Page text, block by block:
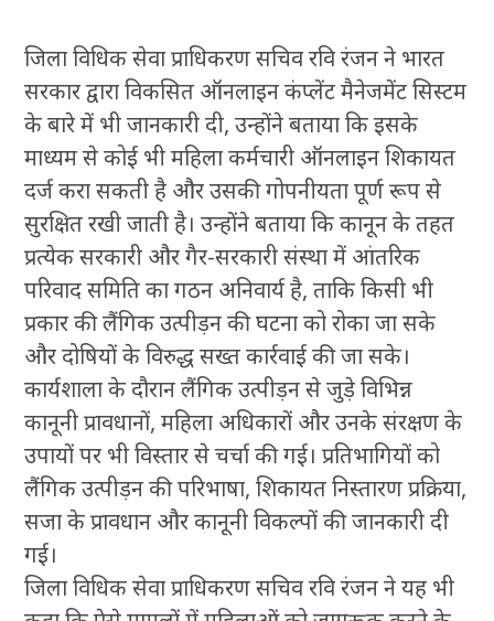
जिला विधिक सेवा प्राधिकरण सचिव रवि रंजन ने भारत
सरकार द्वारा विकसित ऑनलाइन कंप्लेंट मैनेजमेंट सिस्टम
के बारे में भी जानकारी दी, उन्होंने बताया कि इसके
माध्यम से कोई भी महिला कर्मचारी ऑनलाइन शिकायत
दर्ज करा सकती है और उसकी गोपनीयता पूर्ण रूप से
सुरक्षित रखी जाती है। उन्होंने बताया कि कानून के तहत
प्रत्येक सरकारी और गैर-सरकारी संस्था में आंतरिक
परिवाद समिति का गठन अनिवार्य है, ताकि किसी भी
प्रकार की लैंगिक उत्पीड़न की घटना को रोका जा सके
और दोषियों के विरुद्ध सख्त कार्रवाई की जा सके।
कार्यशाला के दौरान लैंगिक उत्पीड़न से जुड़े विभिन्न
कानूनी प्रावधानों, महिला अधिकारों और उनके संरक्षण के
उपायों पर भी विस्तार से चर्चा की गई। प्रतिभागियों को
लैंगिक उत्पीड़न की परिभाषा, शिकायत निस्तारण प्रक्रिया,
सजा के प्रावधान और कानूनी विकल्पों की जानकारी दी
गई।
जिला विधिक सेवा प्राधिकरण सचिव रवि रंजन ने यह भी